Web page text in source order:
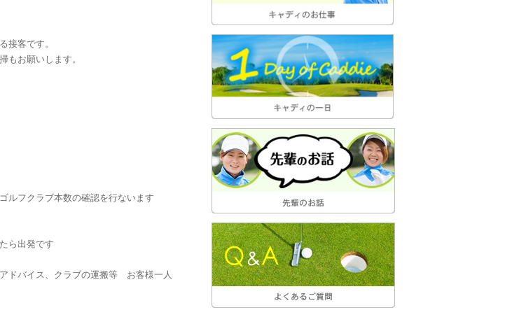
接客です。
もお願いします。
ルフクラブ本数の確認を行ないます
ら出発です
ドバイス、クラブの運搬等 お客様一人